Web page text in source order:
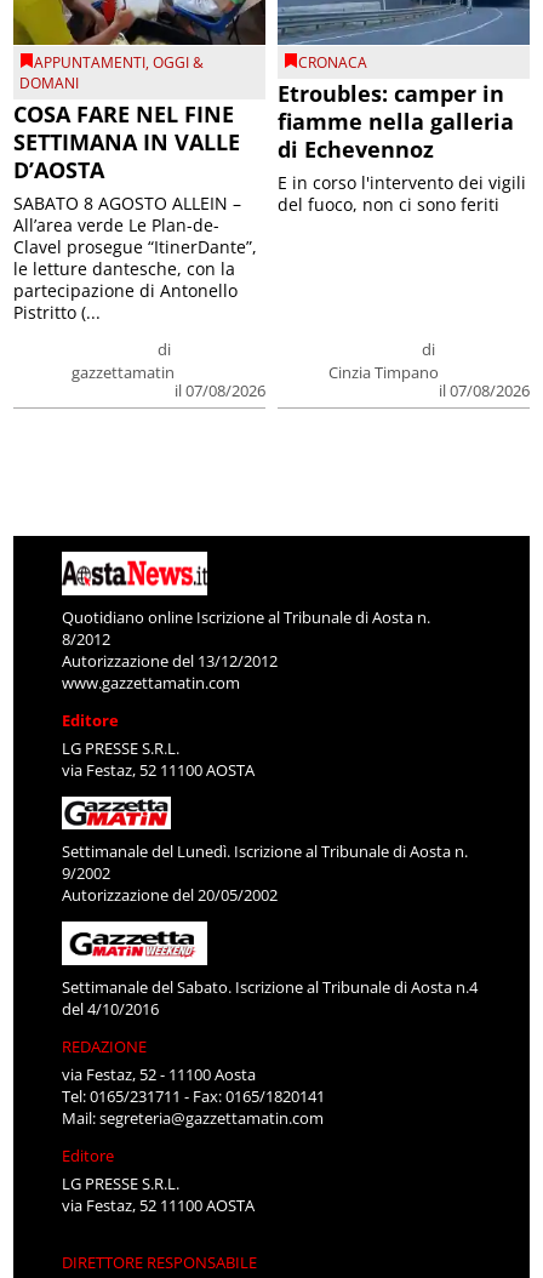
APPUNTAMENTI,OGGI &
DOMANI
COSA FARE NEL FINE
SETTIMANA IN VALLE
D’AOSTA
di
gazzettamatin
il 07/08/2026
SABATO 8 AGOSTO ALLEIN –
All’area verde Le Plan-de-
Clavel prosegue “ItinerDante”,
le letture dantesche, con la
partecipazione di Antonello
Pistritto (...
CRONACA
Etroubles: camper in
fiamme nella galleria
di Echevennoz
di
Cinzia Timpano
il 07/08/2026
E in corso l'intervento dei vigili
del fuoco, non ci sono feriti
Quotidiano online Iscrizione al Tribunale di Aosta n.
8/2012
Autorizzazione del 13/12/2012
www.gazzettamatin.com
Editore
LG PRESSE S.R.L.
via Festaz, 52 11100 AOSTA
Settimanale del Lunedì. Iscrizione al Tribunale di Aosta n.
9/2002
Autorizzazione del 20/05/2002
Settimanale del Sabato. Iscrizione al Tribunale di Aosta n.4
del 4/10/2016
REDAZIONE
via Festaz, 52 - 11100 Aosta
Tel: 0165/231711 - Fax: 0165/1820141
Mail:segreteria@gazzettamatin.com
Editore
LG PRESSE S.R.L.
via Festaz, 52 11100 AOSTA
DIRETTORE RESPONSABILE